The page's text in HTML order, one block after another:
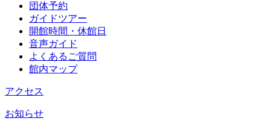
団体予約
ガイドツアー
開館時間・休館日
音声ガイド
よくあるご質問
館内マップ
アクセス
お知らせ